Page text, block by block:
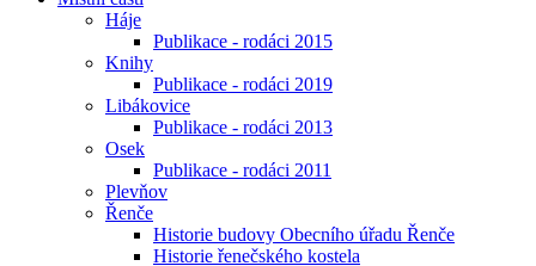
Háje
Publikace - rodáci 2015
Knihy
Publikace - rodáci 2019
Libákovice
Publikace - rodáci 2013
Osek
Publikace - rodáci 2011
Plevňov
Řenče
Historie budovy Obecního úřadu Řenče
Historie řenečského kostela